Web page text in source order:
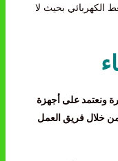
الكهربائي بحيث لا
ونعتمد على أجهزة
خلال فريق العمل